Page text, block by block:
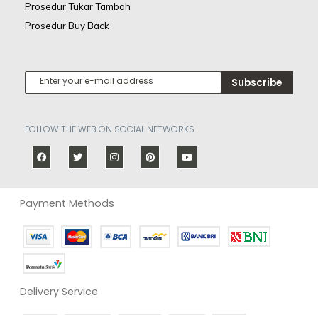
Prosedur Tukar Tambah
Prosedur Buy Back
Subscribe
FOLLOW THE WEB ON SOCIAL NETWORKS
Payment Methods
Delivery Service